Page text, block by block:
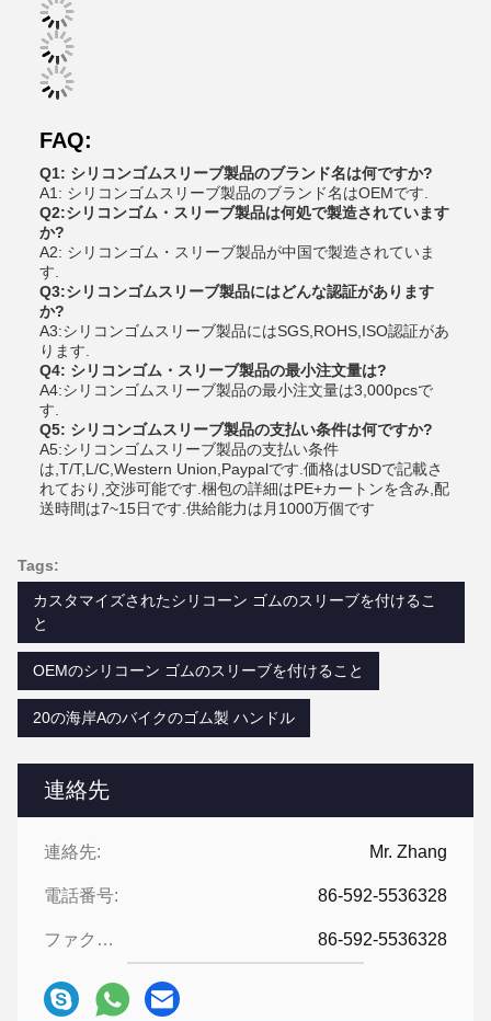
連絡先
連絡先: Mr. Zhang
電話番号: 86-592-5536328
ファクシミリ: 86-592-5536328
FAQ:
Q1: シリコンゴムスリーブ製品のブランド名は何ですか?
A1: シリコンゴムスリーブ製品のブランド名はOEMです.
Q2:シリコンゴム・スリーブ製品は何処で製造されています
か?
A2: シリコンゴム・スリーブ製品が中国で製造されていま
す.
Q3:シリコンゴムスリーブ製品にはどんな認証があります
か?
A3:シリコンゴムスリーブ製品にはSGS,ROHS,ISO認証があ
ります.
Q4: シリコンゴム・スリーブ製品の最小注文量は?
A4:シリコンゴムスリーブ製品の最小注文量は3,000pcsで
す.
Q5: シリコンゴムスリーブ製品の支払い条件は何ですか?
A5:シリコンゴムスリーブ製品の支払い条件
は,T/T,L/C,Western Union,Paypalです.価格はUSDで記載さ
れており,交渉可能です.梱包の詳細はPE+カートンを含み,配
送時間は7~15日です.供給能力は月1000万個です
Tags:
カスタマイズされたシリコーン ゴムのスリーブを付けるこ
と
OEMのシリコーン ゴムのスリーブを付けること
20の海岸Aのバイクのゴム製 ハンドル